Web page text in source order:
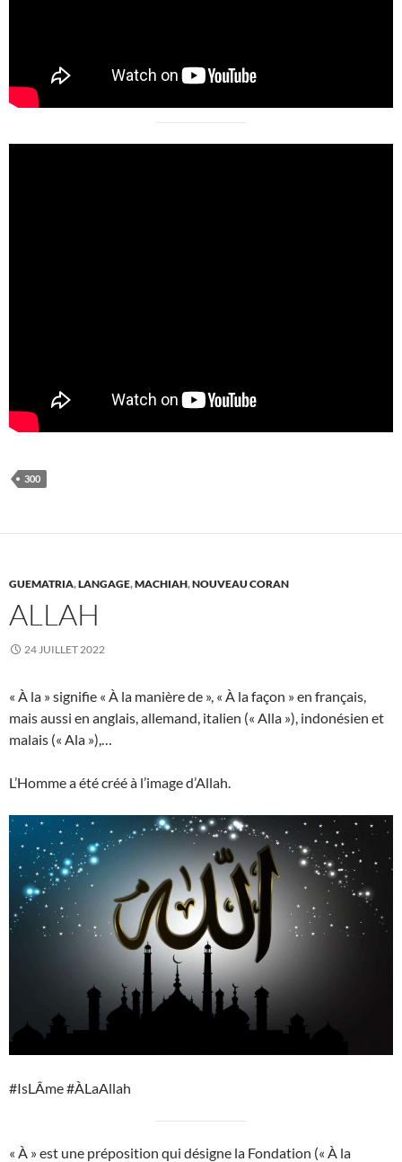
300
GUEMATRIA,LANGAGE,MACHIAH,NOUVEAU CORAN
ALLAH
24 JUILLET 2022
« À la » signifie « À la manière de », « À la façon » en français,
mais aussi en anglais, allemand, italien (« Alla »), indonésien et
malais (« Ala »),…
L’Homme a été créé à l’image d’Allah.
#IsLÂme #ÀLaAllah
« À » est une préposition qui désigne la Fondation (« À la